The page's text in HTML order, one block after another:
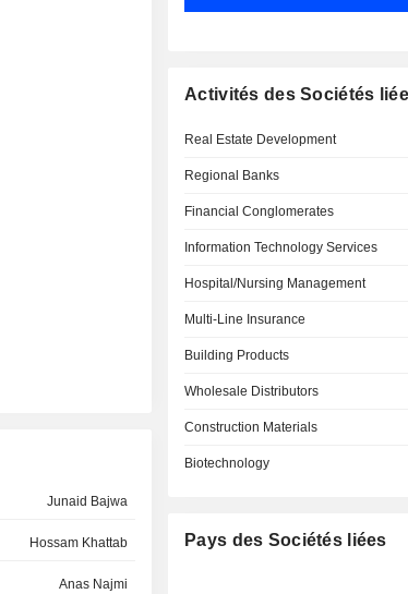
Junaid Bajwa
Hossam Khattab
Anas Najmi
Activités des Sociétés
Real Estate Development
Regional Banks
Financial Conglomerates
Information Technology Services
Hospital/Nursing Management
Multi-Line Insurance
Building Products
Wholesale Distributors
Construction Materials
Biotechnology
Pays des Sociétés liées